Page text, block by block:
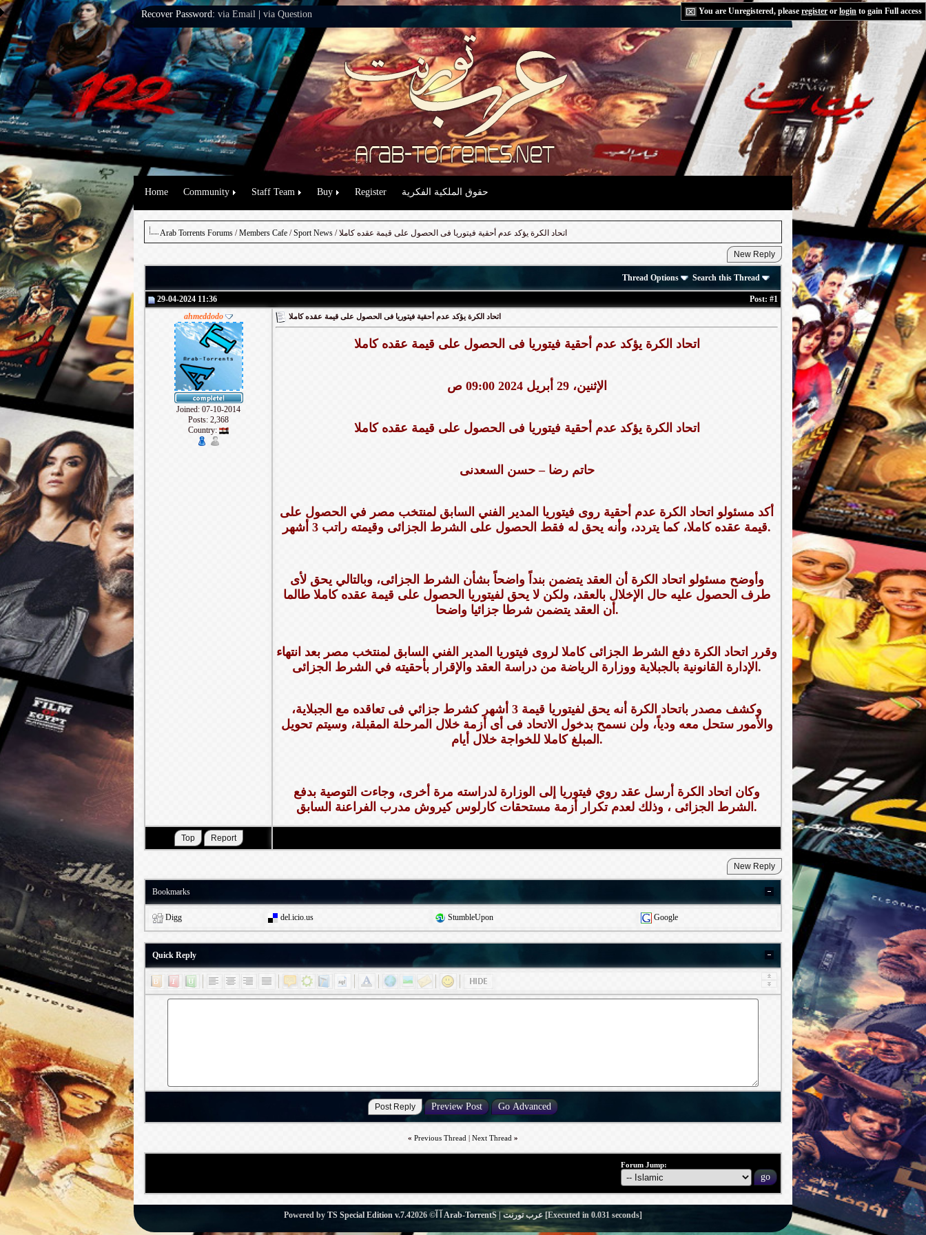
You are Unregistered, please register or login to gain Full access
Recover Password: via Email via Question
Home Community Staff Team Buy Register حقوق الملكية الفكرية
Arab Torrents Forums /Members Cafe /Sport News / اتحاد الكرة يؤكد عدم أحقية فيتوريا فى الحصول على قيمة عقده كاملا
Thread Options Search this Thread
Post: #1
29-04-2024 11:36
ahmeddodo
Joined: 07-10-2014
Posts: 2,368
Country:
اتحاد الكرة يؤكد عدم أحقية فيتوريا فى الحصول على قيمة عقده كاملا
اتحاد الكرة يؤكد عدم أحقية فيتوريا فى الحصول على قيمة عقده كاملا
الإثنين، 29 أبريل 2024 09:00 ص
اتحاد الكرة يؤكد عدم أحقية فيتوريا فى الحصول على قيمة عقده كاملا
حاتم رضا – حسن السعدنى
أكد مسئولو اتحاد الكرة عدم أحقية روى فيتوريا المدير الفني السابق لمنتخب مصر في الحصول على
قيمة عقده كاملا، كما يتردد، وأنه يحق له فقط الحصول على الشرط الجزائى وقيمته راتب 3 أشهر.
وأوضح مسئولو اتحاد الكرة أن العقد يتضمن بنداً واضحاً بشأن الشرط الجزائى، وبالتالي يحق لأى
طرف الحصول عليه حال الإخلال بالعقد، ولكن لا يحق لفيتوريا الحصول على قيمة عقده كاملا طالما
أن العقد يتضمن شرطا جزائيا واضحا.
وقرر اتحاد الكرة دفع الشرط الجزائى كاملا لروى فيتوريا المدير الفني السابق لمنتخب مصر بعد انتهاء
الإدارة القانونية بالجبلاية ووزارة الرياضة من دراسة العقد والإقرار بأحقيته في الشرط الجزائى.
وكشف مصدر باتحاد الكرة أنه يحق لفيتوريا قيمة 3 أشهر كشرط جزائي فى تعاقده مع الجبلاية،
والأمور ستحل معه ودياً، ولن نسمح بدخول الاتحاد فى أى أزمة خلال المرحلة المقبلة، وسيتم تحويل
المبلغ كاملا للخواجة خلال أيام.
وكان اتحاد الكرة أرسل عقد روي فيتوريا إلى الوزارة لدراسته مرة أخرى، وجاءت التوصية بدفع
الشرط الجزائى ، وذلك لعدم تكرار أزمة مستحقات كارلوس كيروش مدرب الفراعنة السابق.
Bookmarks
Digg del.icio.us StumbleUpon Google
Quick Reply
« Previous Thread | Next Thread »
Forum Jump:
Powered by TS Special Edition v.7.4 Arab-TorrentS | عرب تورنت [Executed in 0.031 seconds]